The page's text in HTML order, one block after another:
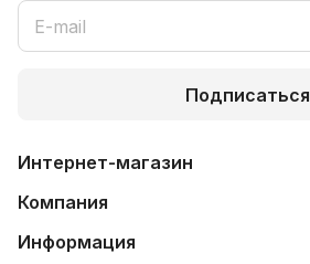
Подписаться
Интернет-магазин
Компания
Информация